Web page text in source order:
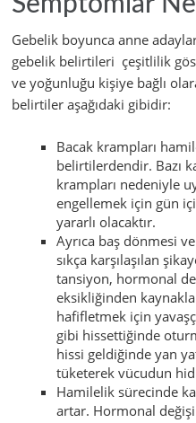
Gebelik boyunca anne
gebelik belirtileri çeşitlilik
ve yoğunluğu kişiye bağlı
belirtiler aşağıdaki gibidir:
Bacak krampları
belirtilerdendir. Bazı
krampları nedeniyle
engellemek için gün
yararlı olacaktır.
Ayrıca baş dönmesi
sıkça karşılaşılan
tansiyon, hormonal
eksikliğinden
hafifletmek için
gibi hissettiğinde
hissi geldiğinde yan
tüketerek vücudun
Hamilelik sürecinde
artar. Hormonal